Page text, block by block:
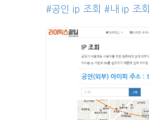
#공인 ip 조회 #내 ip 조회